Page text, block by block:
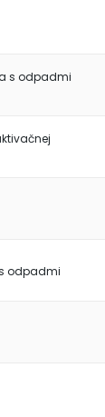
s odpadmi
odpadmi